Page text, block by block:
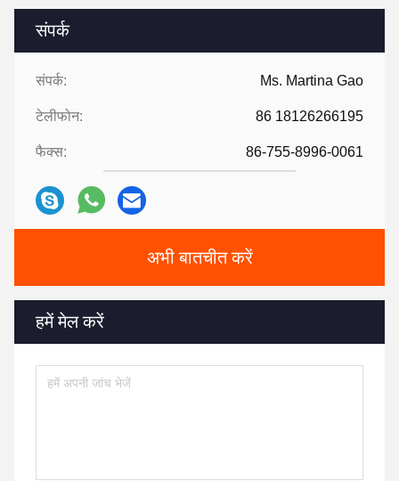
संपर्क
संपर्क: Ms. Martina Gao
टेलीफोन: 86 18126266195
फैक्स: 86-755-8996-0061
अभी बातचीत करें
हमें मेल करें